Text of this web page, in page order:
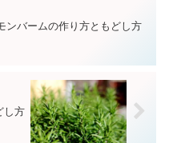
ンバームの作り方ともどし方
し方